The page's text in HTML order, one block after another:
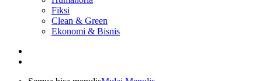
Fiksi
Clean & Green
Ekonomi & Bisnis